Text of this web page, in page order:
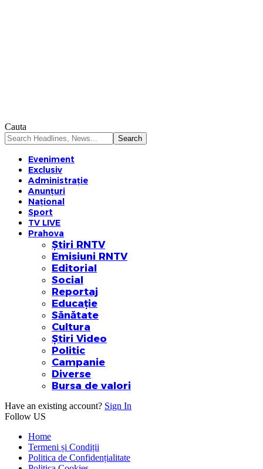
Cauta
Eveniment
Exclusiv
Administrație
Anunțuri
Național
Sport
TV LIVE
Prahova
Știri RNTV
Emisiuni RNTV
Editorial
Social
Reportaj
Educație
Sănătate
Cultura
Știri Video
Politic
Campanie
Diverse
Bursa de valori
Have an existing account? Sign In
Follow US
Home
Termeni și Condiții
Politica de Confidențialitate